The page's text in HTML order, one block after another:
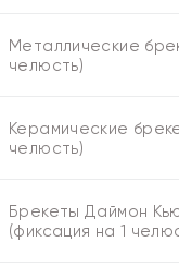
Металлические
челюсть)
Керамические
челюсть)
Брекеты Даймон
(фиксация на 1